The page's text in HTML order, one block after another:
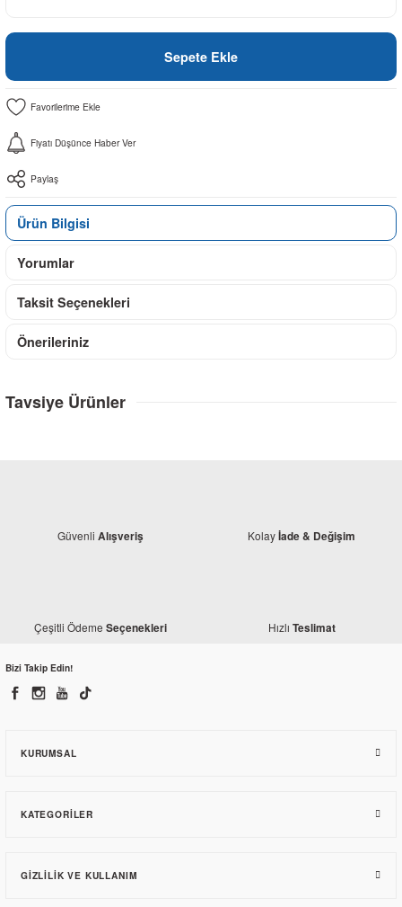
Sepete Ekle
Fiyatı Düşünce Haber Ver
Paylaş
Ürün Bilgisi
Yorumlar
Taksit Seçenekleri
Önerileriniz
Tavsiye Ürünler
Güvenli Alışveriş Kolayİade & Değişim
Çeşitli Ödeme Seçenekleri Hızlı Teslimat
Bizi Takip Edin!
KURUMSAL
KATEGORILER
GIZLILIK VE KULLANIM